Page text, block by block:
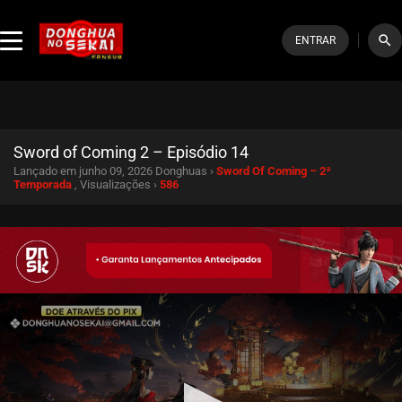
ENTRAR search
Sword of Coming 2 – Episódio 14
Lançado em junho 09, 2026 Donghuas › Sword Of Coming – 2ª
Temporada , Visualizações › 586